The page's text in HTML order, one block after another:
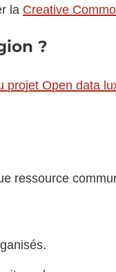
la Creative
?
projet Open data
ressource